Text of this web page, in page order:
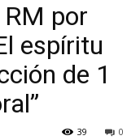
por
espíritu
de 1
0
39